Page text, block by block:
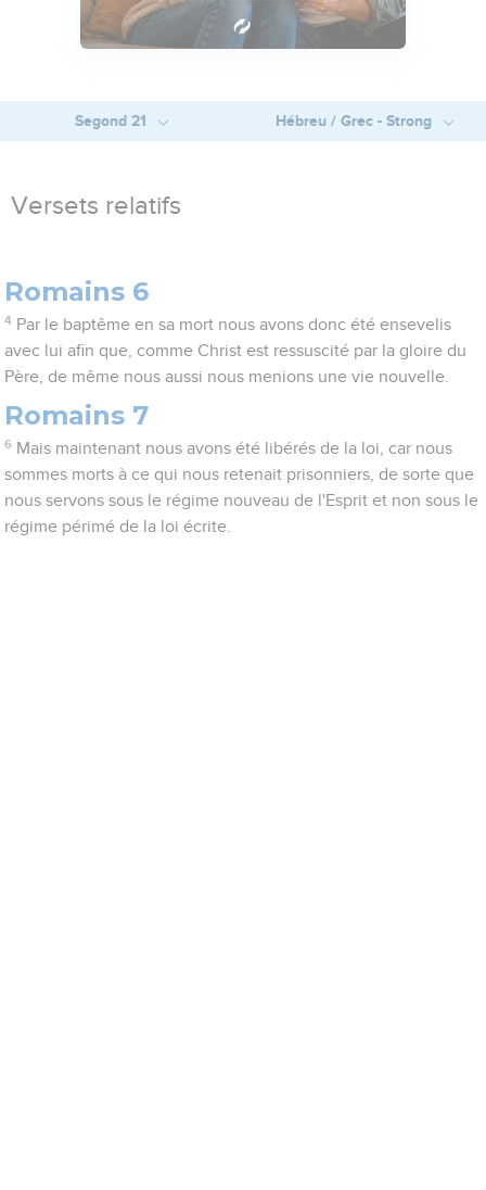
Segond 21 Hébreu / Grec - Strong
Versets relatifs
Romains 6
4 Par le baptême en sa mort nous avons donc été ensevelis
avec lui afin que, comme Christ est ressuscité par la gloire du
Père, de même nous aussi nous menions une vie nouvelle.
Romains 7
6 Mais maintenant nous avons été libérés de la loi, car nous
sommes morts à ce qui nous retenait prisonniers, de sorte que
nous servons sous le régime nouveau de l'Esprit et non sous le
régime périmé de la loi écrite.